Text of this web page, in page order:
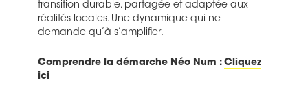
transition durable, partagée et adaptée aux
réalités locales. Une dynamique qui ne
demande qu’à s’amplifier.
Comprendre la démarche Néo Num : Cliquez
ici